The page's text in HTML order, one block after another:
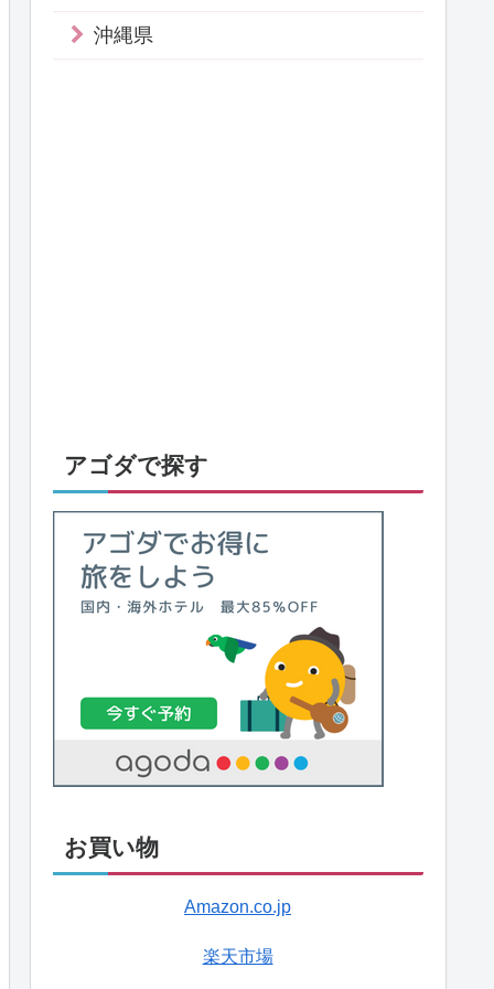
沖縄県
アゴダで探す
お買い物
Amazon.co.jp
楽天市場